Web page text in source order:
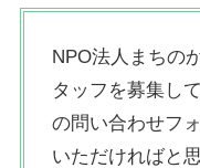
NPO法人まちの
タッフを募集し
の問い合わせフ
いただければと